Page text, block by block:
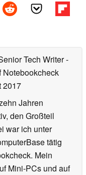
Tech Writer-
Notebookcheck
2017
Jahren
den Großteil
war ich unter
tätig
Mein
Mini-PCs und auf